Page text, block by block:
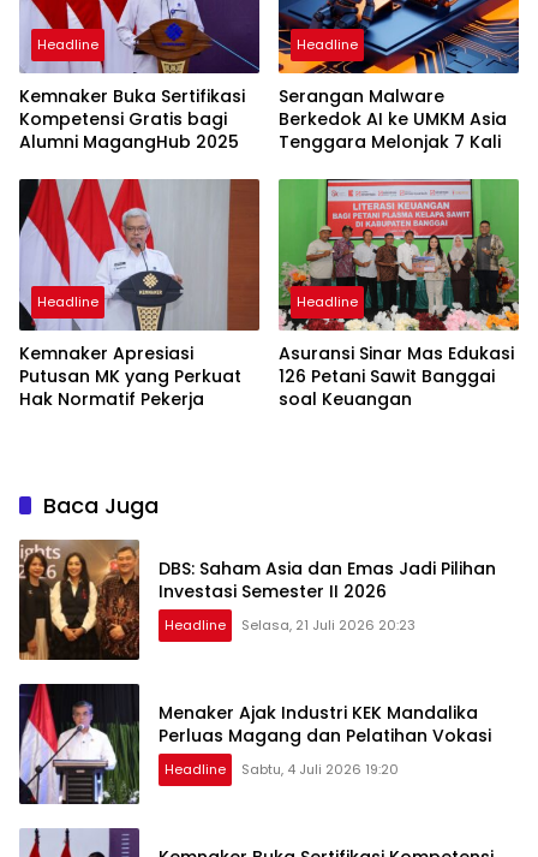
Headline
Kemnaker Buka Sertifikasi
Kompetensi Gratis bagi
Alumni MagangHub 2025
Headline
Serangan Malware
Berkedok AI ke UMKM Asia
Tenggara Melonjak 7 Kali
Headline
Kemnaker Apresiasi
Putusan MK yang Perkuat
Hak Normatif Pekerja
Headline
Asuransi Sinar Mas Edukasi
126 Petani Sawit Banggai
soal Keuangan
Baca Juga
DBS: Saham Asia dan Emas Jadi Pilihan
Investasi Semester II 2026
Headline Selasa, 21 Juli 2026 20:23
Menaker Ajak Industri KEK Mandalika
Perluas Magang dan Pelatihan Vokasi
Headline Sabtu, 4 Juli 2026 19:20